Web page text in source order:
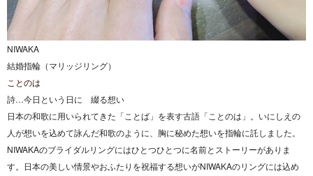
NIWAKA
結婚指輪（マリッジリング）
ことのは
詩…今日という日に 綴る想い
日本の和歌に用いられてきた「ことば」を表す古語「ことのは」。いにしえの
人が想いを込めて詠んだ和歌のように、胸に秘めた想いを指輪に託しました。
NIWAKAのブライダルリングにはひとつひとつに名前とストーリーがありま
す。日本の美しい情景やおふたりを祝福する想いがNIWAKAのリングには込め